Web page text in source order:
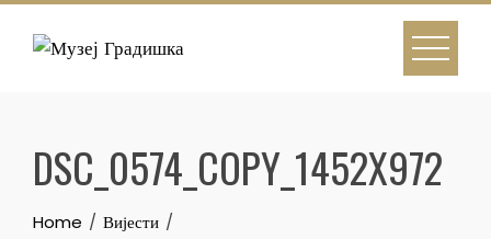
Skip
DSC_0574_COPY_1452X972
Home
Вијести